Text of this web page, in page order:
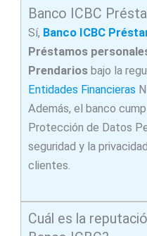
Banco ICBC
Sí, Banco ICBC
Préstamos
Prendariosbajo la
Entidades Financieras
Además, el banco
Protección de Datos
seguridad y la
clientes.
Cuál es la